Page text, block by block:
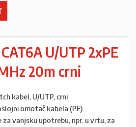
U/UTP 2xPE
20m crni
kabel, U/UTP, crni
omotač kabela (PE)
za vanjsku upotrebu, npr. u vrtu, za